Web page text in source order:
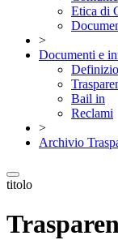
Etica di
>
Documenti e
Bail in
Reclami
>
Archivio
titolo